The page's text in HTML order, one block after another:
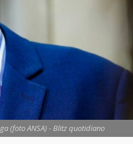
(foto ANSA) - Blitz quotidiano